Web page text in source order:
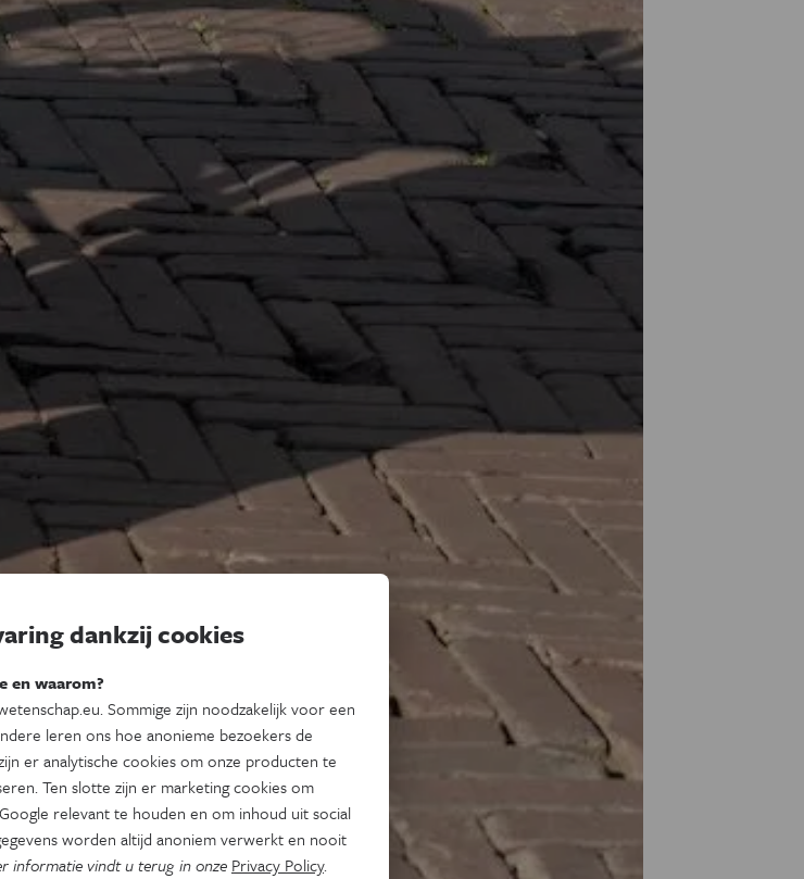
dankzij cookies
en waarom?
Sommige zijn noodzakelijk voor een
leren ons hoe anonieme bezoekers de
er analytische cookies om onze producten te
Ten slotte zijn er marketing cookies om
relevant te houden en om inhoud uit social
worden altijd anoniem verwerkt en nooit
informatie vindt u terug in onze Privacy Policy.